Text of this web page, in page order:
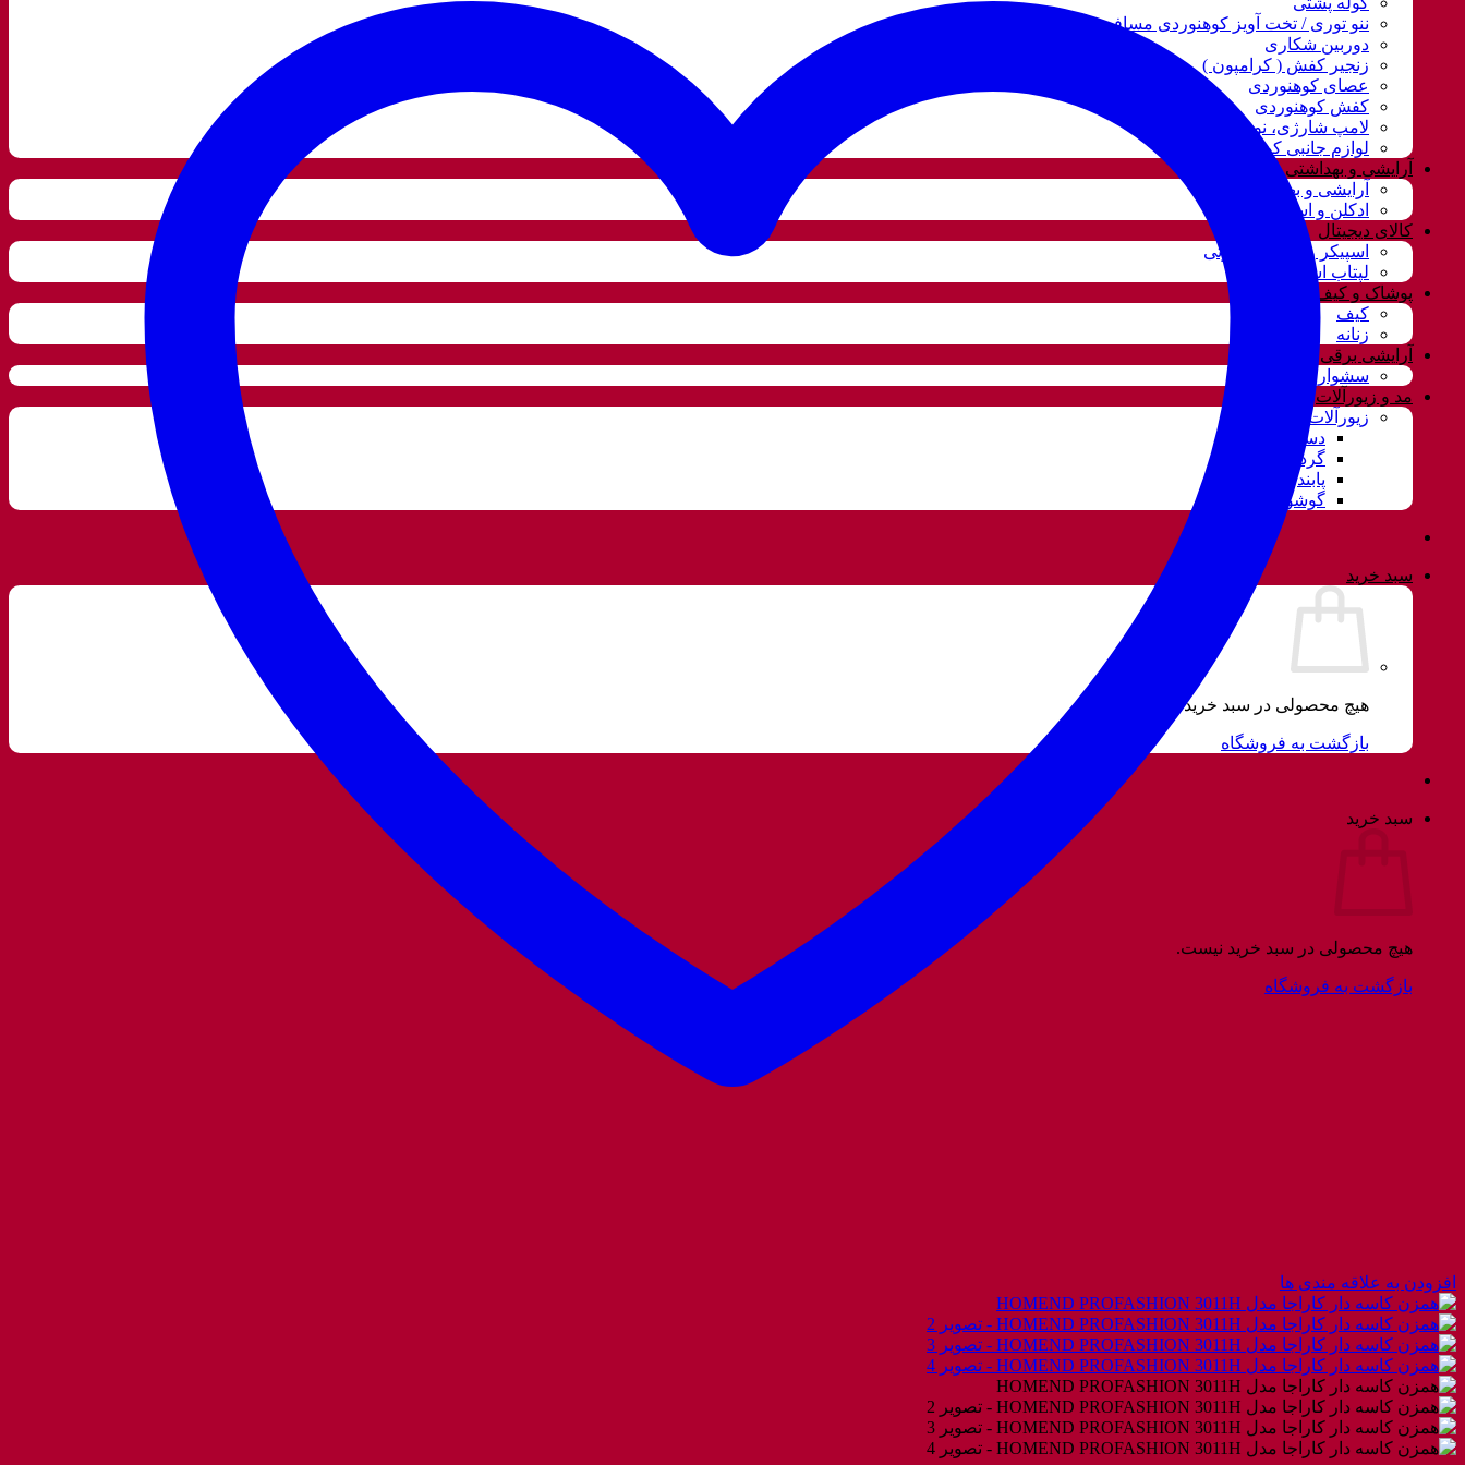
ننو توری / تخت آویز کوهنوردی مسافرتی
دوربین شکاری
زنجیر کفش ( کرامپون )
عصای کوهنوردی
کفش کوهنوردی
لامپ شارژی، نور و روشنایی
لوازم جانبی کوهنوردی
آرایشی و بهداشتی
آرایشی و بهداشتی
ادکلن و اسپری
کالای دیجیتال
اسپیکر و سیستم صوتی
لپتاب استوک
پوشاک و کیف
کیف
زنانه
آرایشی برقی
سشوار
مد و زیورآلات
زیورآلات و بدلیجات
دستبند
گردنبند و ست
پابند
گوشواره
سبد خرید
هیچ محصولی در سبد خرید نیست.
بازگشت به فروشگاه
سبد خرید
هیچ محصولی در سبد خرید نیست.
بازگشت به فروشگاه
افزودن به علاقه مندی ها